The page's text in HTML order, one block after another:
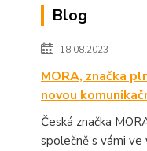
Blog
18.08.2023
MORA, značka
novou
Česká značka
společně s vámi ve